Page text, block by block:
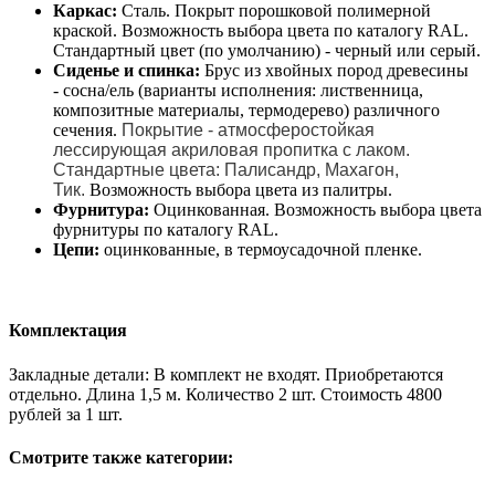
Каркас: Cталь. Покрыт порошковой полимерной
краской. Возможность выбора цвета по каталогу RAL.
Стандартный цвет (по умолчанию) - черный или серый.
Сиденье и спинка: Брус из хвойных пород древесины
- сосна/ель (варианты исполнения: лиственница,
композитные материалы, термодерево) различного
сечения. Покрытие - атмосферостойкая
лессирующая акриловая пропитка с лаком.
Стандартные цвета: Палисандр, Махагон,
Тик. Возможность выбора цвета из палитры.
Фурнитура: Оцинкованная. Возможность выбора цвета
фурнитуры по каталогу RAL.
Цепи: оцинкованные, в термоусадочной пленке.
Комплектация
Закладные детали: В комплект не входят. Приобретаются
отдельно. Длина 1,5 м. Количество 2 шт. Стоимость 4800
рублей за 1 шт.
Смотрите также категории: